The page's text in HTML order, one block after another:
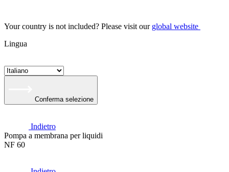
Your country is not included? Please visit our global website
Lingua
Conferma selezione
Indietro
Pompa a membrana per liquidi
NF 60